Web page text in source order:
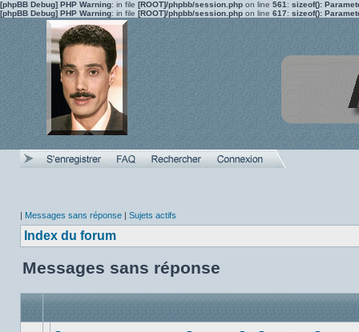
[phpBB Debug] PHP Warning: in file [ROOT]/phpbb/session.php on line 561 : sizeof():
[phpBB Debug] PHP Warning: in file [ROOT]/phpbb/session.php on line 617: sizeof():
| Messages sans réponse | Sujets actifs
Index du forum
Messages sans réponse